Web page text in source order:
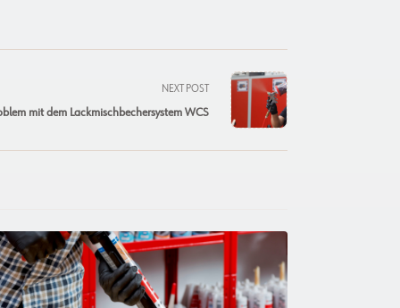
NEXT POST
mit dem Lackmischbechersystem WCS